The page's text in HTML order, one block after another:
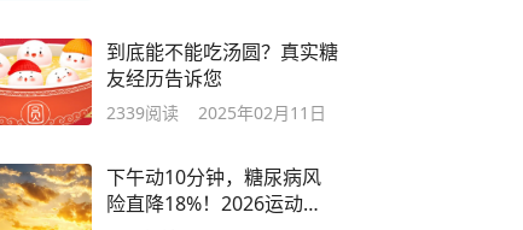
到底能不能吃汤圆？真实糖
友经历告诉您
2339阅读 2025年02月11日
下午动10分钟，糖尿病风
险直降18%！2026运动黄